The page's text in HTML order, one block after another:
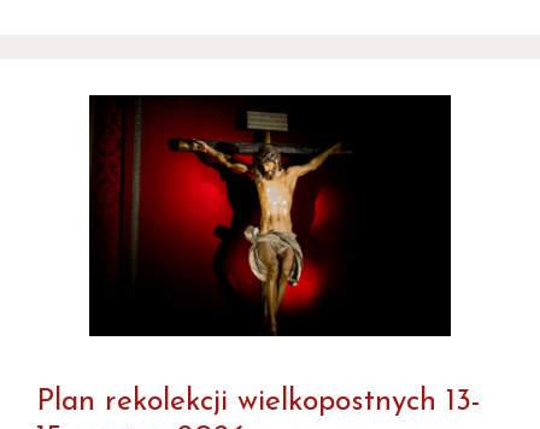
Plan rekolekcji wielkopostnych 13-